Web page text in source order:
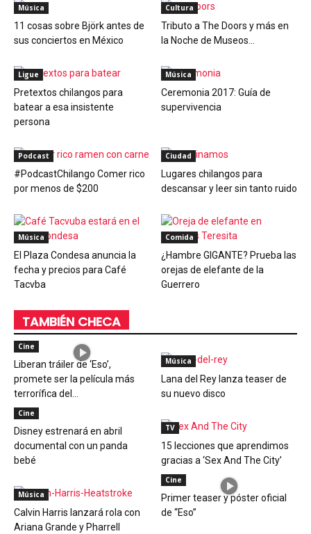
Música
11 cosas sobre Björk antes de
sus conciertos en México
Cultura
Tributo a The Doors y más en
la Noche de Museos...
Ligue
Pretextos chilangos para
batear a esa insistente
persona
Música
Ceremonia 2017: Guía de
supervivencia
Podcast
#PodcastChilango Comer rico
por menos de $200
Ciudad
Lugares chilangos para
descansar y leer sin tanto ruido
Música
El Plaza Condesa anuncia la
fecha y precios para Café
Tacvba
Comida
¿Hambre GIGANTE? Prueba las
orejas de elefante de la
Guerrero
TAMBIÉN CHECA
Cine
Liberan tráiler de ‘Eso’,
promete ser la película más
terrorífica del...
Música
Lana del Rey lanza teaser de
su nuevo disco
Cine
Disney estrenará en abril
documental con un panda
bebé
TV
15 lecciones que aprendimos
gracias a ‘Sex And The City’
Música
Calvin Harris lanzará rola con
Ariana Grande y Pharrell
Cine
Primer teaser y póster oficial
de “Eso”